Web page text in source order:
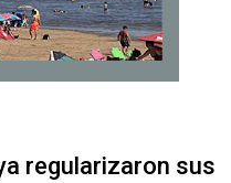
regularizaron sus